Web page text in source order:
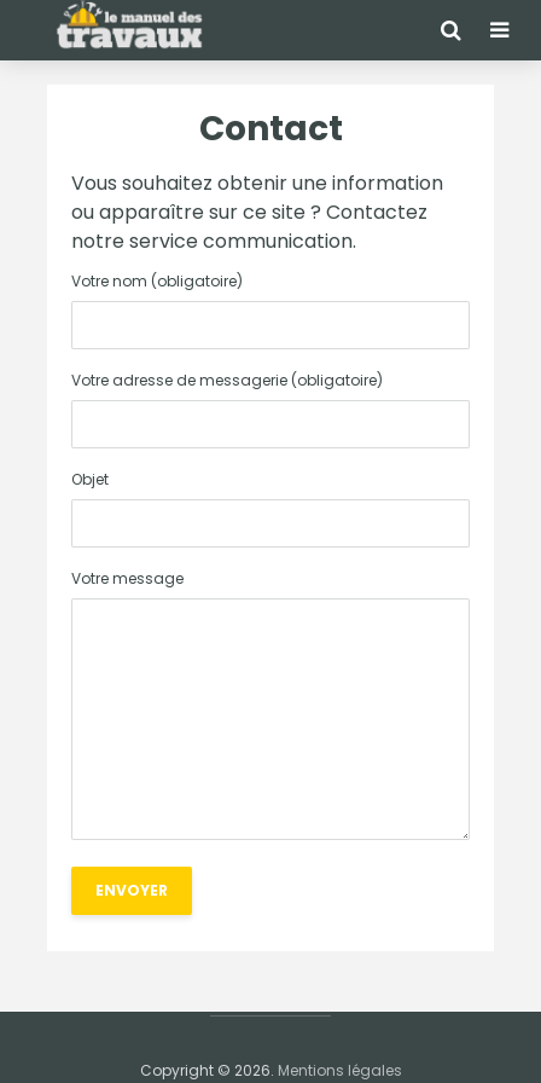
Contact
Vous souhaitez obtenir une information
ou apparaître sur ce site ? Contactez
notre service communication.
Votre nom (obligatoire)
Votre adresse de messagerie (obligatoire)
Objet
Votre message
Copyright © 2026. Mentions légales